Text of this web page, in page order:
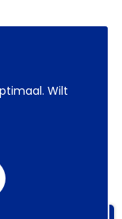
Wilt